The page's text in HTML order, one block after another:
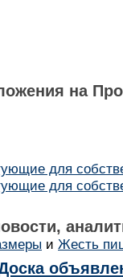
на
для
для
и Жесть